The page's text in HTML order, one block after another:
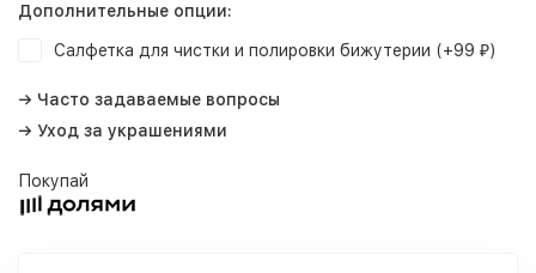
Дополнительные опции:
Салфетка для чистки и полировки бижутерии (+99 ₽)
→ Часто задаваемые вопросы
→ Уход за украшениями
Покупай